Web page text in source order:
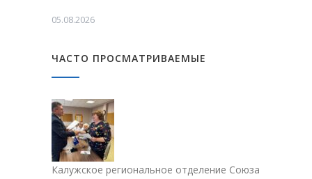
05.08.2026
ЧАСТО ПРОСМАТРИВАЕМЫЕ
Калужское региональное отделение Союза